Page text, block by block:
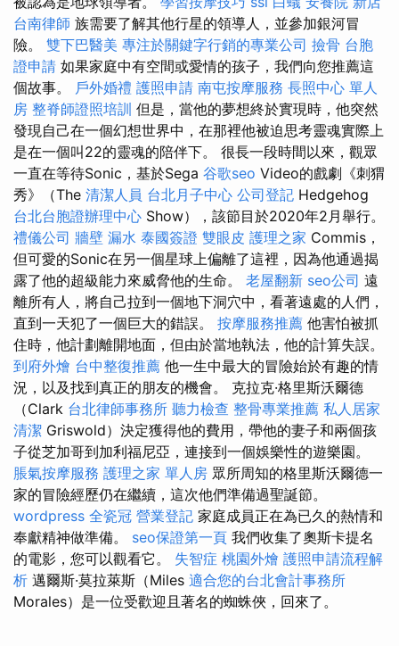
台南律師 族需要了解其他行星的領導人，並參加銀河冒
險。 雙下巴醫美 專注於關鍵字行銷的專業公司 撿骨 台胞
證申請 如果家庭中有空間或愛情的孩子，我們向您推薦這
個故事。 戶外婚禮 護照申請 南屯按摩服務 長照中心 單人
房 整脊師證照培訓 但是，當他的夢想終於實現時，他突然
發現自己在一個幻想世界中，在那裡他被迫思考靈魂實際上
是在一個叫22的靈魂的陪伴下。 很長一段時間以來，觀眾
一直在等待Sonic，基於Sega 谷歌seo Video的戲劇《刺猬
秀》（The 清潔人員 台北月子中心 公司登記 Hedgehog
台北台胞證辦理中心 Show），該節目於2020年2月舉行。
禮儀公司 牆壁 漏水 泰國簽證 雙眼皮 護理之家 Commis，
但可愛的Sonic在另一個星球上偏離了這裡，因為他通過揭
露了他的超級能力來威脅他的生命。 老屋翻新 seo公司 遠
離所有人，將自己拉到一個地下洞穴中，看著遠處的人們，
直到一天犯了一個巨大的錯誤。 按摩服務推薦 他害怕被抓
住時，他計劃離開地面，但由於當地執法，他的計算失誤。
到府外燴 台中整復推薦 他一生中最大的冒險始於有趣的情
況，以及找到真正的朋友的機會。 克拉克·格里斯沃爾德
（Clark 台北律師事務所 聽力檢查 整骨專業推薦 私人居家
清潔 Griswold）決定獲得他的費用，帶他的妻子和兩個孩
子從芝加哥到加利福尼亞，連接到一個娛樂性的遊樂園。
脹氣按摩服務 護理之家 單人房 眾所周知的格里斯沃爾德一
家的冒險經歷仍在繼續，這次他們準備過聖誕節。
wordpress 全瓷冠 營業登記 家庭成員正在為已久的熱情和
奉獻精神做準備。 seo保證第一頁 我們收集了奧斯卡提名
的電影，您可以觀看它。 失智症 桃園外燴 護照申請流程解
析 邁爾斯·莫拉萊斯（Miles 適合您的台北會計事務所
Morales）是一位受歡迎且著名的蜘蛛俠，回來了。